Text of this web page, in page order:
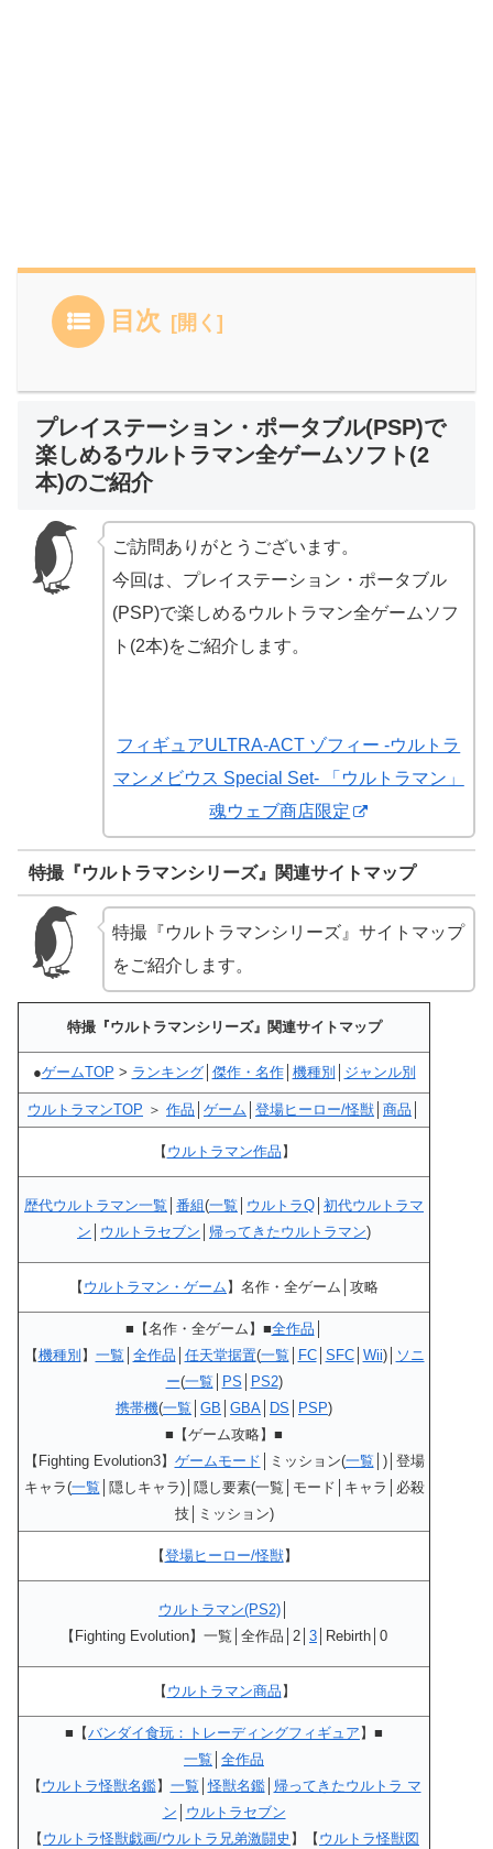
目次
プレイステーション・ポータブル(PSP)で
楽しめるウルトラマン全ゲームソフト(2
本)のご紹介
ご訪問ありがとうございます。
今回は、プレイステーション・ポータブル
(PSP)で楽しめるウルトラマン全ゲームソフ
ト(2本)をご紹介します。
フィギュアULTRA-ACT ゾフィー -ウルトラ
マンメビウス Special Set- 「ウルトラマン」
魂ウェブ商店限定
特撮『ウルトラマンシリーズ』関連サイトマップ
特撮『ウルトラマンシリーズ』サイトマップ
をご紹介します。
特撮『ウルトラマンシリーズ』関連サイトマップ
●ゲームTOP > ランキング│ 傑作・名作│ 機種別 ジャンル別
ウルトラマンTOP ＞ 作品 ゲーム 登場ヒーロー/怪獣 商品
【 ウルトラマン作品 】
歴代ウルトラマン一覧 番組(一覧 ウルトラQ 初代ウルトラマ
ン
ウルトラセブン 帰ってきたウルトラマン)
【 ウルトラマン・ゲーム 】名作・全ゲーム│攻略
■【名作・全ゲーム】■全作品
【機種別 】 一覧 全作品 任天堂据置(一覧 FC│ SFC│ Wii)│
ソニ
ー(一覧 PS PS2)
携帯機(一覧 GB GBA DS PSP)
■【ゲーム攻略】■
【Fighting Evolution3】 ゲームモード │ミッション(一覧 │)│登場
キャラ(一覧 │隠しキャラ)│隠し要素(一覧│モード│キャラ│必殺
技│ミッション)
【登場ヒーロー/怪獣】
ウルトラマン(PS2)
【Fighting Evolution】一覧│全作品│2│ 3 │Rebirth│0
【 ウルトラマン商品 】
■【バンダイ食玩：トレーディングフィギュア 】■
一覧 全作品
【 ウルトラ怪獣名鑑】 一覧 │怪獣名鑑│ 帰ってきたウルトラ マ
ン
ウルトラセブン
【 ウルトラ怪獣戯画/ウルトラ兄弟激闘史 】【 ウルトラ怪獣図